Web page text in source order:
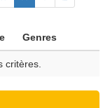
Genres
critères.